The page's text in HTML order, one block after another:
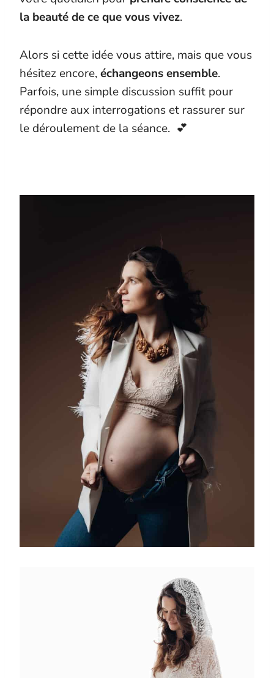
la beauté de ce que vous vivez.
Alors si cette idée vous attire, mais que vous
hésitez encore,échangeons ensemble.
Parfois, une simple discussion suffit pour
répondre aux interrogations et rassurer sur
le déroulement de la séance. 💕